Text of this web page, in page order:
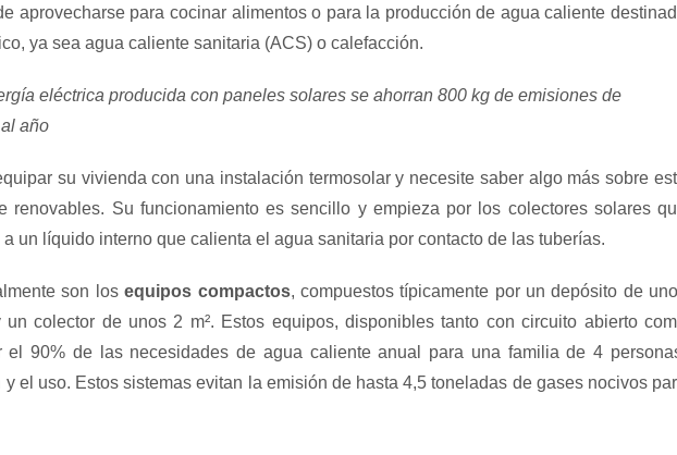
aprovecharse para cocinar alimentos o para la producción de agua caliente
ya sea agua caliente sanitaria (ACS) o calefacción.
eléctrica producida con paneles solares se ahorran 800 kg de emisiones de
año
su vivienda con una instalación termosolar y necesite saber algo más sobre
renovables. Su funcionamiento es sencillo y empieza por los colectores solares
un líquido interno que calienta el agua sanitaria por contacto de las tuberías.
son losequipos compactos, compuestos típicamente por un depósito de
colector de unos 2 m². Estos equipos, disponibles tanto con circuito abierto
el 90% de las necesidades de agua caliente anual para una familia de 4
el uso. Estos sistemas evitan la emisión de hasta 4,5 toneladas de gases nocivos